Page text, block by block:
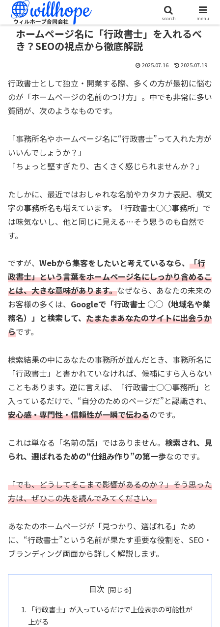
ホームページ名に「行政書士」を入れるべ
き？SEOの視点から徹底解説
2025.07.16 2025.07.19
行政書士として独立・開業する際、多くの方が最初に悩む
のが「ホームページの名前のつけ方」。中でも非常に多い
質問が、次のようなものです。
「事務所名やホームページ名に“行政書士”って入れた方が
いいんでしょうか？」
「ちょっと堅すぎたり、古くさく感じられませんか？」
たしかに、最近ではおしゃれな名前やカタカナ表記、横文
字の事務所名も増えています。「行政書士○○事務所」で
は味気ないし、他と同じに見える…そう思うのも自然で
す。
ですが、 Webから集客をしたいと考えているなら、 「行
政書士」という言葉をホームページ名にしっかり含めるこ
とは、大きな意味があります。なぜなら、あなたの未来の
お客様の多くは、 Googleで「行政書士 ○○（地域名や業
務名）」と検索して、 たまたまあなたのサイトに出会うか
らです。
検索結果の中にあなたの事務所が並んだとき、事務所名に
「行政書士」と書かれていなければ、候補にすら入らない
こともあります。逆に言えば、「行政書士○○事務所」と
入っているだけで、“自分のためのページだ”と認識され、
安心感・専門性・信頼性が一瞬で伝わるのです。
これは単なる「名前の話」ではありません。 検索され、見
られ、選ばれるための“仕組み作り”の第一歩なのです。
「でも、どうしてそこまで影響があるのか？」そう思った
方は、ぜひこの先を読んでみてください。
あなたのホームページが「見つかり、選ばれる」ため
に、“行政書士”という名前が果たす重要な役割を、SEO・
ブランディング両面から詳しく解説します。
目次
「行政書士」が入っているだけで上位表示の可能性が
上がる
search menu